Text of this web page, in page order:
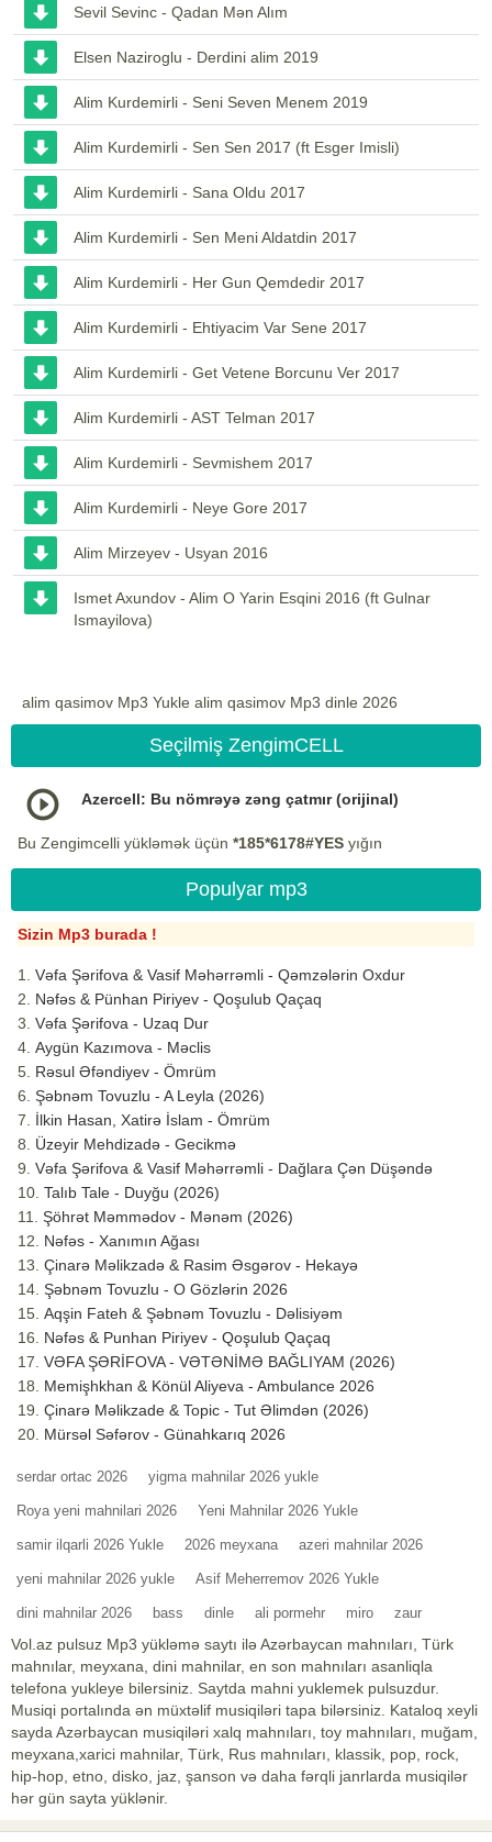
Sevil Sevinc - Qadan Mən Alım
Elsen Naziroglu - Derdini alim 2019
Alim Kurdemirli - Seni Seven Menem 2019
Alim Kurdemirli - Sen Sen 2017 (ft Esger Imisli)
Alim Kurdemirli - Sana Oldu 2017
Alim Kurdemirli - Sen Meni Aldatdin 2017
Alim Kurdemirli - Her Gun Qemdedir 2017
Alim Kurdemirli - Ehtiyacim Var Sene 2017
Alim Kurdemirli - Get Vetene Borcunu Ver 2017
Alim Kurdemirli - AST Telman 2017
Alim Kurdemirli - Sevmishem 2017
Alim Kurdemirli - Neye Gore 2017
Alim Mirzeyev - Usyan 2016
Ismet Axundov - Alim O Yarin Esqini 2016 (ft Gulnar
Ismayilova)
alim qasimov Mp3 Yukle alim qasimov Mp3 dinle 2026
Seçilmiş ZengimCELL
Azercell: Bu nömrəyə zəng çatmır (orijinal)
Bu Zengimcelli yükləmək üçün *185*6178#YES yığın
Populyar mp3
Sizin Mp3 burada !
Vəfa Şərifova & Vasif Məhərrəmli - Qəmzələrin Oxdur
Nəfəs & Pünhan Piriyev - Qoşulub Qaçaq
Vəfa Şərifova - Uzaq Dur
Aygün Kazımova - Məclis
Rəsul Əfəndiyev - Ömrüm
Şəbnəm Tovuzlu - A Leyla (2026)
İlkin Hasan, Xatirə İslam - Ömrüm
Üzeyir Mehdizadə - Gecikmə
Vəfa Şərifova & Vasif Məhərrəmli - Dağlara Çən Düşəndə
Talıb Tale - Duyğu (2026)
Şöhrət Məmmədov - Mənəm (2026)
Nəfəs - Xanımın Ağası
Çinarə Məlikzadə & Rasim Əsgərov - Hekayə
Şəbnəm Tovuzlu - O Gözlərin 2026
Aqşin Fateh & Şəbnəm Tovuzlu - Dəlisiyəm
Nəfəs & Punhan Piriyev - Qoşulub Qaçaq
VƏFA ŞƏRİFOVA - VƏTƏNİMƏ BAĞLIYAM (2026)
Memişhkhan & Könül Aliyeva - Ambulance 2026
Çinarə Məlikzade & Topic - Tut Əlimdən (2026)
Mürsəl Səfərov - Günahkarıq 2026
serdar ortac 2026 yigma mahnilar 2026 yukle
Roya yeni mahnilari 2026 Yeni Mahnilar 2026 Yukle
samir ilqarli 2026 Yukle 2026 meyxana azeri mahnilar 2026
yeni mahnilar 2026 yukle Asif Meherremov 2026 Yukle
dini mahnilar 2026 bass dinle ali pormehr miro zaur
Vol.az pulsuz Mp3 yükləmə saytı ilə Azərbaycan mahnıları, Türk
mahnılar, meyxana, dini mahnilar, en son mahnıları asanliqla
telefona yukleye bilersiniz. Saytda mahni yuklemek pulsuzdur.
Musiqi portalında ən müxtəlif musiqiləri tapa bilərsiniz. Kataloq xeyli
sayda Azərbaycan musiqiləri xalq mahnıları, toy mahnıları, muğam,
meyxana,xarici mahnilar, Türk, Rus mahnıları, klassik, pop, rock,
hip-hop, etno, disko, jaz, şanson və daha fərqli janrlarda musiqilər
hər gün sayta yüklənir.